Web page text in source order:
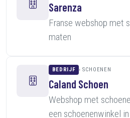
Sarenza
Franse webshop met
maten
BEDRIJF SCHOENEN
Caland Schoen
Webshop met
een schoenenwinkel